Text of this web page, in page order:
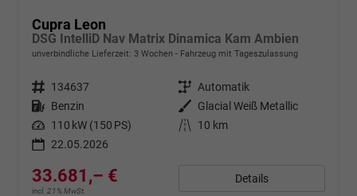
Cupra Leon
DSG IntelliD Nav Matrix Dinamica Kam Ambien
unverbindliche Lieferzeit: 3 Wochen Fahrzeug mit Tageszulassung
Fahrzeugnr. 134637 Getriebe Automatik
Kraftstoff Benzin Außenfarbe Glacial Weiß Metallic
Leistung 110 kW (150 PS) Kilometerstand
10 km
22.05.2026
33.681,– €
incl. 21% MwSt.
Details